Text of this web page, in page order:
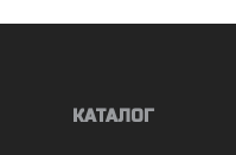
КАТАЛОГ